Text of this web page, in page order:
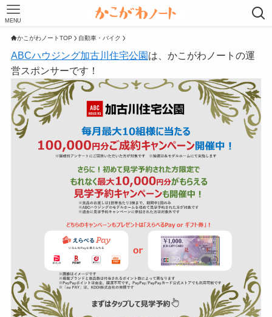
MENU
かこがわノートTOP 自動車・バイク
ABCハウジング加古川住宅公園は、かこがわノートの運
営スポンサーです！